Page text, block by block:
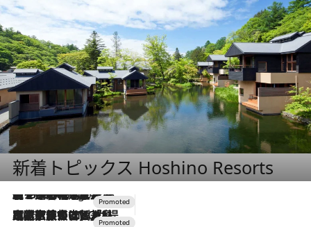
新着トピックス Hoshino Resorts
9 Hours Ago
【トンボの足水浴】ヒノキの香りに包まれて涼感マックス！約13℃の湧水かけ流しを避暑地「星野温泉 トンボの湯」で体験
2026.7.31
【ホテル帰省】という選択肢をOMOが提案。家族とほどよい距離を保つには「昼は実家、夜は気兼ねなくホテルで！」